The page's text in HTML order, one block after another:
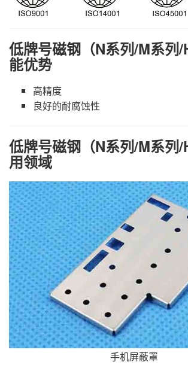
低牌号磁钢（N系列/M系列
能优势
高精度
良好的耐腐蚀性
低牌号磁钢（N系列/M系列
用领域
手机屏蔽罩